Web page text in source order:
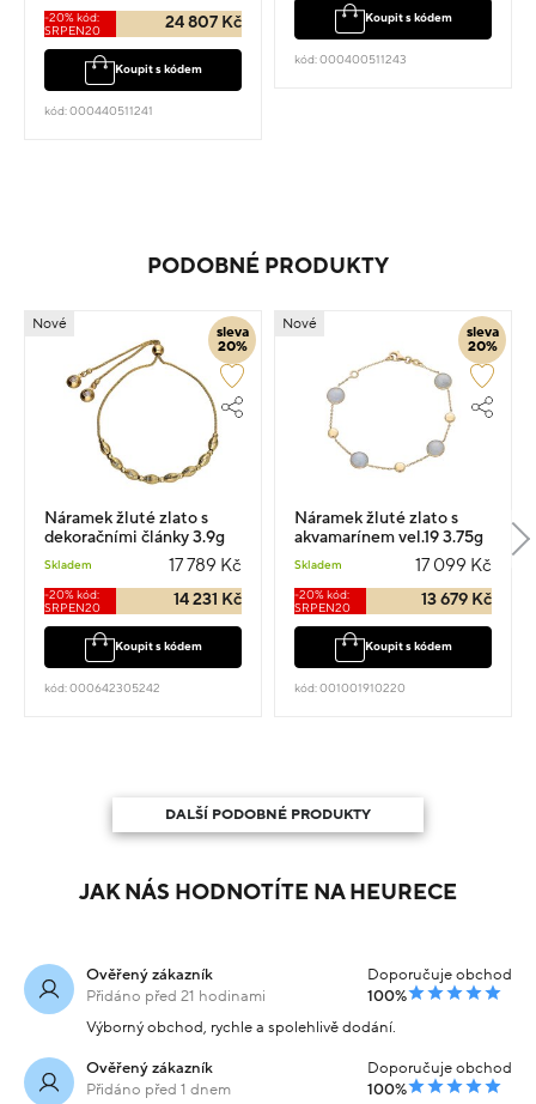
-20% kód:
SRPEN20
24 807 Kč
Koupit s kódem
kód: 000440511241
Koupit s kódem
kód: 000400511243
PODOBNÉ PRODUKTY
sleva
20%
Nové
Náramek žluté zlato s
dekoračními články 3.9g
Skladem 17 789 Kč
-20% kód:
SRPEN20
14 231 Kč
Koupit s kódem
kód: 000642305242
sleva
20%
Nové
Náramek žluté zlato s
akvamarínem vel.19 3.75g
Skladem 17 099 Kč
-20% kód:
SRPEN20
13 679 Kč
Koupit s kódem
kód: 001001910220
DALŠÍ PODOBNÉ PRODUKTY
JAK NÁS HODNOTÍTE NA HEURECE
Ověřený zákazník
Přidáno před 21 hodinami
Doporučuje obchod
100%
Výborný obchod, rychle a spolehlivě dodání.
Ověřený zákazník
Přidáno před 1 dnem
Doporučuje obchod
100%